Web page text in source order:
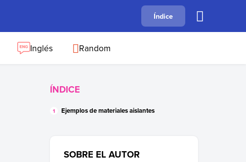
B C F
Índice
Inglés Random
ÍNDICE
Ejemplos de materiales aislantes
SOBRE EL AUTOR